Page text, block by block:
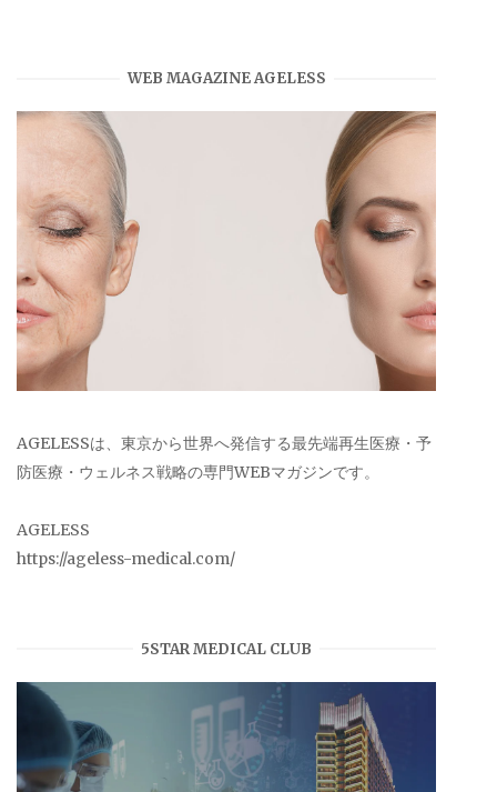
WEB MAGAZINE AGELESS
AGELESSは、東京から世界へ発信する最先端再生医療・予
防医療・ウェルネス戦略の専門WEBマガジンです。
AGELESS
https://ageless-medical.com/
5STAR MEDICAL CLUB